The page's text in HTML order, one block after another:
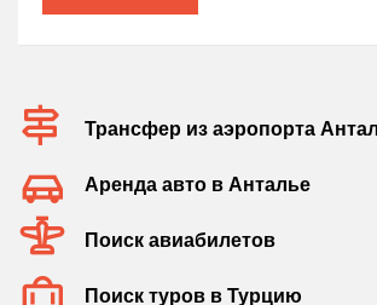
Трансфер из аэропорта
Аренда авто в Анталье
Поиск авиабилетов
Поиск туров в Турцию